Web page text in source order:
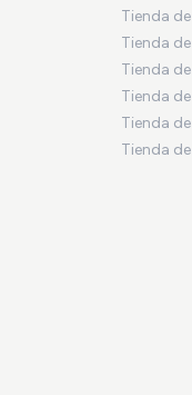
Tienda
Tienda
Tienda
Tienda
Tienda
Tienda